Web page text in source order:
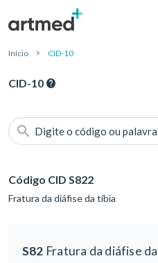
Início CID-10
CID-10
Digite o código ou
Código CID S822
Fratura da diáfise da tíbia
S82 Fratura da diáfise